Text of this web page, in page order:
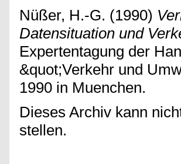
Nüßer, H.-G. (1990)
Datensituation und
Expertentagung der
&quot;Verkehr und
1990 in Muenchen.
Dieses Archiv kann
stellen.